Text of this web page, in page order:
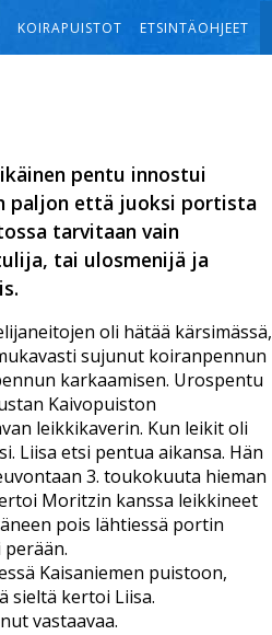
KOIRAPUISTOT ETSINTÄOHJEET
pentu innostui
paljon että juoksi portista
tarvitaan vain
tai ulosmenijä ja
oli hätää kärsimässä,
sujunut koiranpennun
karkaamisen. Urospentu
Kaivopuiston
leikkikaverin. Kun leikit oli
Liisa etsi pentua aikansa. Hän
3. toukokuuta hieman
Moritzin kanssa leikkineet
pois lähtiessä portin
Kaisaniemen puistoon,
sieltä kertoi Liisa.
vastaavaa.